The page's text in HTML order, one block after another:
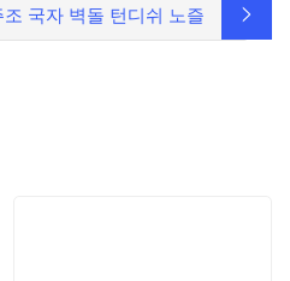
국자 벽돌 턴디쉬 노즐